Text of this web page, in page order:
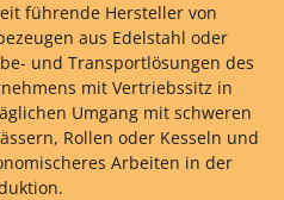
führende Hersteller von
aus Edelstahl oder
und Transportlösungen des
mit Vertriebssitz in
Umgang mit schweren
Rollen oder Kesseln und
Arbeiten in der